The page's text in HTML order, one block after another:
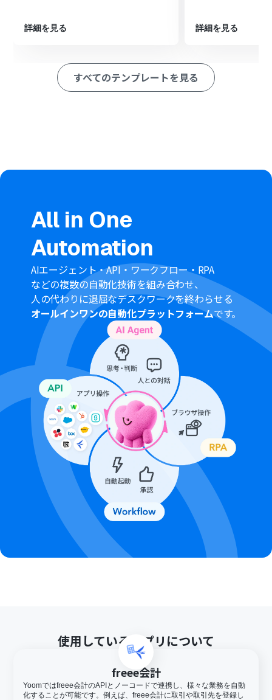
てください
の各項目に任意で設定が可能です
freee会計とYoomを連携してください。
詳細を見る 詳細を見る
すべてのテンプレートを見る
All in One
Automation
AIエージェント・API・ワークフロー・RPA
などの複数の自動化技術を組み合わせ、
人の代わりに退屈なデスクワークを終わらせる
オールインワンの自動化プラットフォームです。
使用しているアプリについて
freee会計
Yoomではfreee会計のAPIとノーコードで連携し、様々な業務を自動
化することが可能です。例えば、freee会計に取引や取引先を登録し